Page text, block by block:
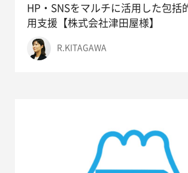
HP・SNSをマルチに活用した包括
用支援【株式会社津田屋様】
R.KITAGAWA